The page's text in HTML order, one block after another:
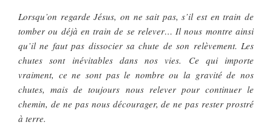
Lorsqu’on regarde Jésus, on ne sait pas, s’il est en train de
tomber ou déjà en train de se relever… Il nous montre ainsi
qu’il ne faut pas dissocier sa chute de son relèvement. Les
chutes sont inévitables dans nos vies. Ce qui importe
vraiment, ce ne sont pas le nombre ou la gravité de nos
chutes, mais de toujours nous relever pour continuer le
chemin, de ne pas nous décourager, de ne pas rester prostré
à terre.